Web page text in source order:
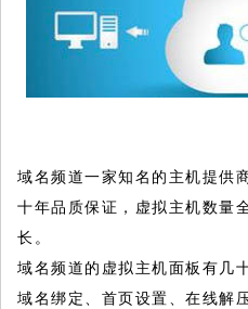
域名频道一家知名的主机提供
十年品质保证，虚拟主机数量
长。
域名频道的虚拟主机面板有几
域名绑定、首页设置、在线解